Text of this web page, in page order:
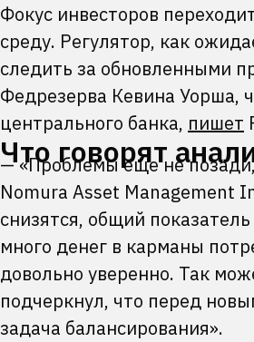
Фокус инвесторов
среду. Регулятор, как
следить за обновленными
Федрезерва Кевина Уорша,
центрального банка, пишет
Что говорят
— «Проблемы еще не
Nomura Asset Management
снизятся, общий
много денег в карманы
довольно уверенно. Так
подчеркнул, что перед
задача балансирования».